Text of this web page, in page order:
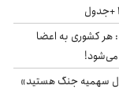
هر کشوری به اعضا
می‌شود!
سهمیه جنگ هستید»